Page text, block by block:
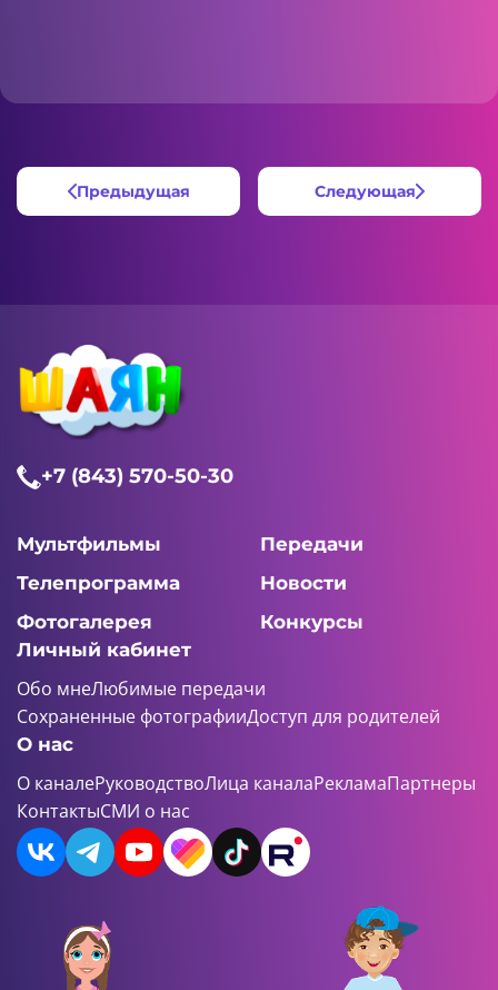
Предыдущая Следующая
+7 (843) 570-50-30
Мультфильмы
Передачи
Телепрограмма
Новости
Фотогалерея
Конкурсы
Личный кабинет
Обо мнеЛюбимые передачи
Сохраненные фотографииДоступ для родителей
О нас
О каналеРуководствоЛица каналаРекламаПартнеры
КонтактыСМИ о нас